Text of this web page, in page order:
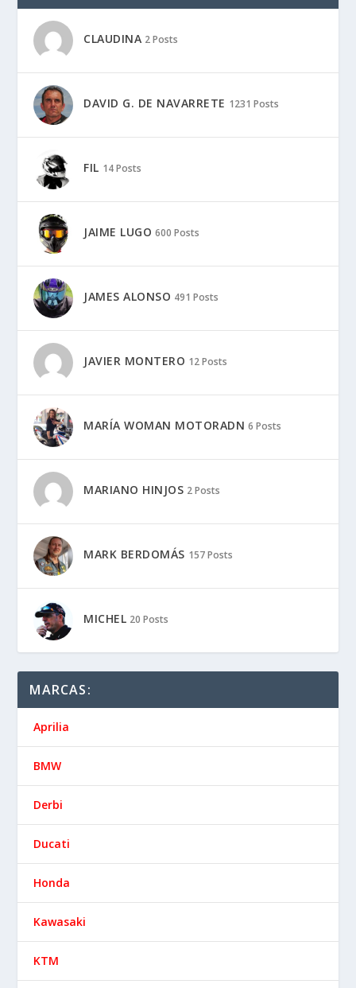
CLAUDINA 2 Posts
DAVID G. DE NAVARRETE 1231 Posts
FIL 14 Posts
JAIME LUGO 600 Posts
JAMES ALONSO 491 Posts
JAVIER MONTERO 12 Posts
MARÍA WOMAN MOTORADN 6 Posts
MARIANO HINJOS 2 Posts
MARK BERDOMÁS 157 Posts
MICHEL 20 Posts
MARCAS:
Aprilia
BMW
Derbi
Ducati
Honda
Kawasaki
KTM